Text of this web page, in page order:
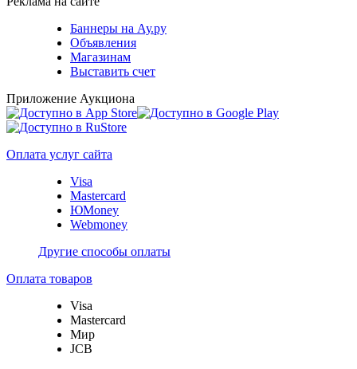
Баннеры на Ау.ру
Объявления
Магазинам
Выставить счет
Приложение Аукциона
Оплата услуг сайта
Visa
Mastercard
ЮMoney
Webmoney
Другие способы оплаты
Оплата товаров
Visa
Mastercard
Мир
JCB